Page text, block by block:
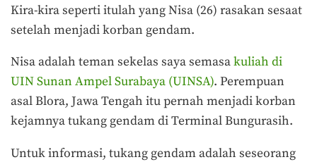
Kira-kira seperti itulah yang Nisa (26) rasakan sesaat
setelah menjadi korban gendam.
Nisa adalah teman sekelas saya semasakuliah di
UIN Sunan Ampel Surabaya (UINSA). Perempuan
asal Blora, Jawa Tengah itu pernah menjadi korban
kejamnya tukang gendam di Terminal Bungurasih.
Untuk informasi, tukang gendam adalah seseorang